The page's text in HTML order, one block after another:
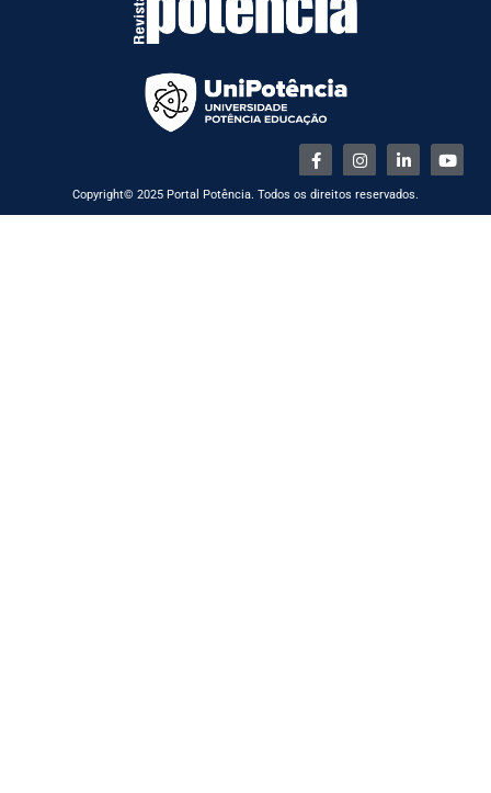
Copyright© 2025 Portal Potência. Todos os direitos reservados.